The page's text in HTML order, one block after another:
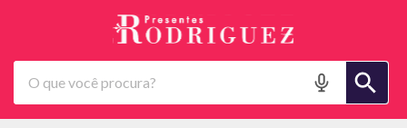
O que você procura?